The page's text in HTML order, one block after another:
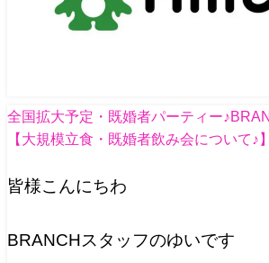
全国拡大予定・既婚者パーティー
【大規模立食・既婚者飲み会について♪】
皆様こんにちわ
BRANCHスタッフのゆいです